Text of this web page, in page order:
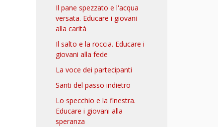
Il pane spezzato e l'acqua
versata. Educare i giovani
alla carità
Il salto e la roccia. Educare i
giovani alla fede
La voce dei partecipanti
Santi del passo indietro
Lo specchio e la finestra.
Educare i giovani alla
speranza